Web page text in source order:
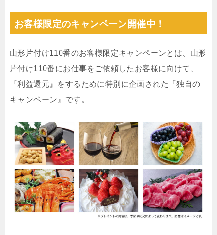
お客様限定のキャンペーン開催中！
山形片付け110番のお客様限定キャンペーンとは、山形
片付け110番にお仕事をご依頼したお客様に向けて、
『利益還元』をするために特別に企画された『独自の
キャンペーン』です。